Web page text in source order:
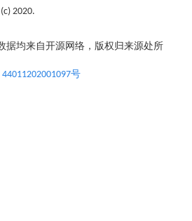
(c) 2020.
据均来自开源网络，版权归来源处所
44011202001097号